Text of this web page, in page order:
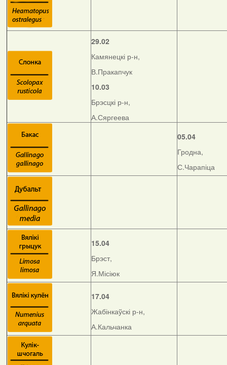
29.02
Камянецкі р-н,
В.Пракапчук
10.03
Брэсцкі р-н,
А.Сяргеева
05.04
Гродна,
С.Чарапіца
15.04
Брэст,
Я.Місіюк
17.04
Жабінкаўскі р-н,
А.Кальчанка